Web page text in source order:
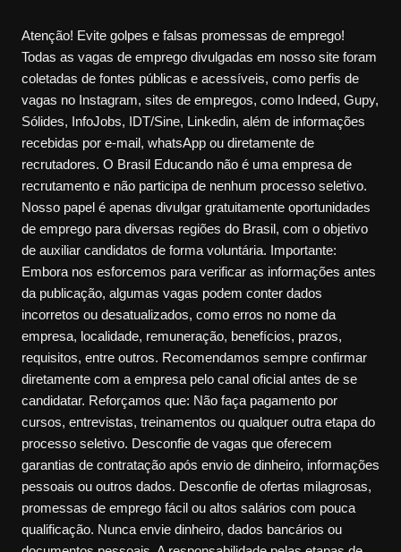
Atenção! Evite golpes e falsas promessas de emprego!
Todas as vagas de emprego divulgadas em nosso site foram
coletadas de fontes públicas e acessíveis, como perfis de
vagas no Instagram, sites de empregos, como Indeed, Gupy,
Sólides, InfoJobs, IDT/Sine, Linkedin, além de informações
recebidas por e-mail, whatsApp ou diretamente de
recrutadores. O Brasil Educando não é uma empresa de
recrutamento e não participa de nenhum processo seletivo.
Nosso papel é apenas divulgar gratuitamente oportunidades
de emprego para diversas regiões do Brasil, com o objetivo
de auxiliar candidatos de forma voluntária. Importante:
Embora nos esforcemos para verificar as informações antes
da publicação, algumas vagas podem conter dados
incorretos ou desatualizados, como erros no nome da
empresa, localidade, remuneração, benefícios, prazos,
requisitos, entre outros. Recomendamos sempre confirmar
diretamente com a empresa pelo canal oficial antes de se
candidatar. Reforçamos que: Não faça pagamento por
cursos, entrevistas, treinamentos ou qualquer outra etapa do
processo seletivo. Desconfie de vagas que oferecem
garantias de contratação após envio de dinheiro, informações
pessoais ou outros dados. Desconfie de ofertas milagrosas,
promessas de emprego fácil ou altos salários com pouca
qualificação. Nunca envie dinheiro, dados bancários ou